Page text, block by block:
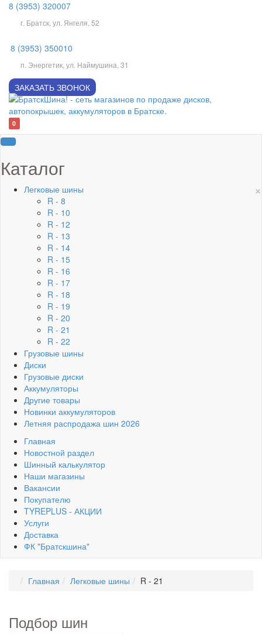
8 (3953) 320007
г. Братск, ул. Янгеля, 52
8 (3953) 350010
п. Энергетик, ул. Наймушина, 31
ЗАКАЗАТЬ ЗВОНОК
0
Каталог
×
Легковые шины
R - 8
R - 10
R - 12
R - 13
R - 14
R - 15
R - 16
R - 17
R - 18
R - 19
R - 20
R - 21
R - 22
Грузовые шины
Диски
Грузовые диски
Аккумуляторы
Другие товары
Новинки аккумуляторов
Летняя распродажа шин 2026
Главная
Новостной раздел
Шинный калькулятор
Наши магазины
Вакансии
Покупателю
TYREPLUS - АКЦИИ
Услуги
Доставка
ФК "Братскшина"
Главная Легковые шины R - 21
Подбор шин